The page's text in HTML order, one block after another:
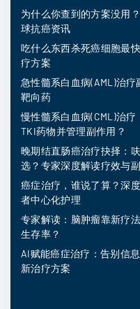
为什么你查到的方案没用
球抗癌资讯
吃什么东西杀死癌细胞最
疗方案
急性髓系白血病(AML)治
靶向药
慢性髓系白血病(CML)治
TKI药物并管理副作用？
晚期结直肠癌治疗抉择：
选？专家深度解读疗效与
癌症治疗，谁说了算？深
者中心化护理
专家解读：脑肿瘤靠新疗
生存率？
AI赋能癌症治疗：告别信
新治疗方案